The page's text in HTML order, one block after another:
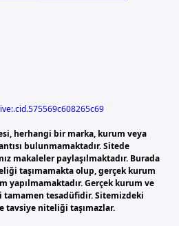
herhangi bir marka, kurum veya
bulunmamaktadır. Sitede
makaleler paylaşılmaktadır. Burada
taşımamakta olup, gerçek kurum
yapılmamaktadır. Gerçek kurum ve
tesadüfidir. Sitemizdeki
niteliği taşımazlar.